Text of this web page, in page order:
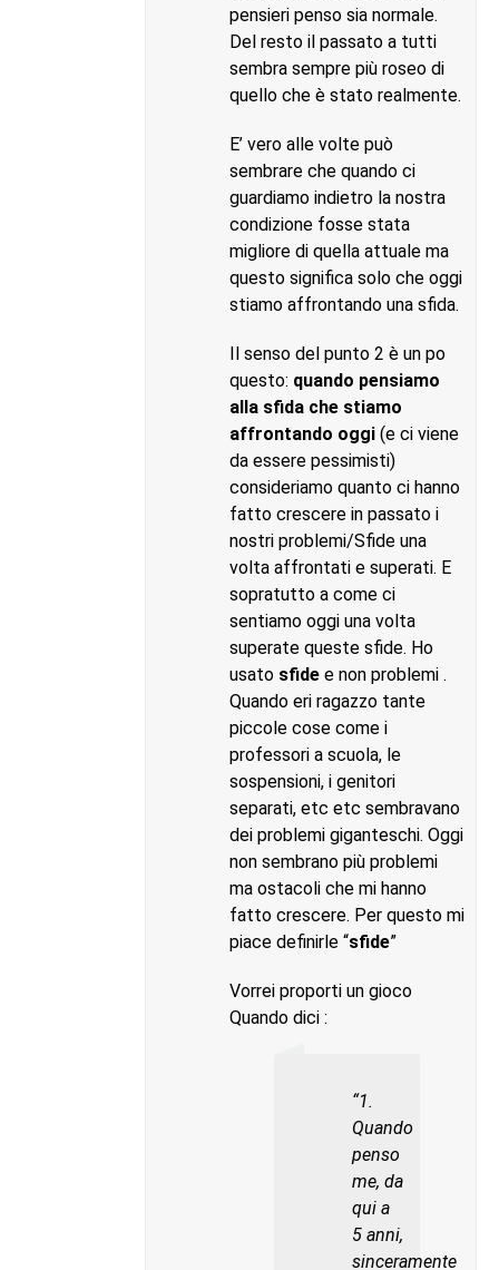
pensieri penso sia normale.
Del resto il passato a tutti
sembra sempre più roseo di
quello che è stato realmente.
E’ vero alle volte può
sembrare che quando ci
guardiamo indietro la nostra
condizione fosse stata
migliore di quella attuale ma
questo significa solo che oggi
stiamo affrontando una sfida.
Il senso del punto 2 è un po
questo: quando pensiamo
alla sfida che stiamo
affrontando oggi (e ci viene
da essere pessimisti)
consideriamo quanto ci hanno
fatto crescere in passato i
nostri problemi/Sfide una
volta affrontati e superati. E
sopratutto a come ci
sentiamo oggi una volta
superate queste sfide. Ho
usato sfide e non problemi .
Quando eri ragazzo tante
piccole cose come i
professori a scuola, le
sospensioni, i genitori
separati, etc etc sembravano
dei problemi giganteschi. Oggi
non sembrano più problemi
ma ostacoli che mi hanno
fatto crescere. Per questo mi
piace definirle “sfide”
Vorrei proporti un gioco
Quando dici :
“1.
Quando
penso
me, da
qui a
5 anni,
sinceramente